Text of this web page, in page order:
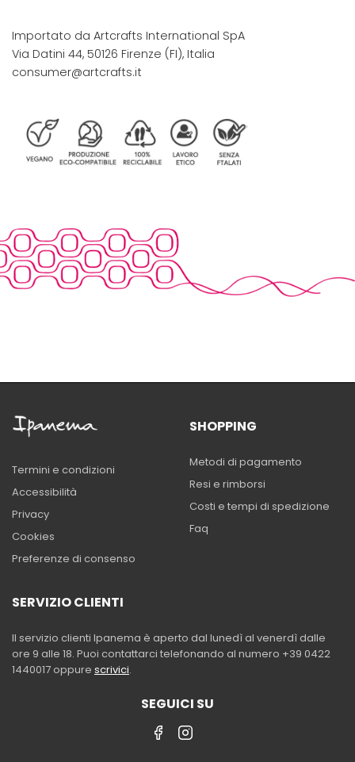
Importato da Artcrafts International SpA
Via Datini 44, 50126 Firenze (FI), Italia
consumer@artcrafts.it
Termini e condizioni
Accessibilità
Privacy
Cookies
Preferenze di consenso
SHOPPING
Metodi di pagamento
Resi e rimborsi
Costi e tempi di spedizione
Faq
SERVIZIO CLIENTI
Il servizio clienti Ipanema è aperto dal lunedì al venerdì dalle
ore 9 alle 18. Puoi contattarci telefonando al numero +39 0422
1440017 oppure scrivici.
SEGUICI SU